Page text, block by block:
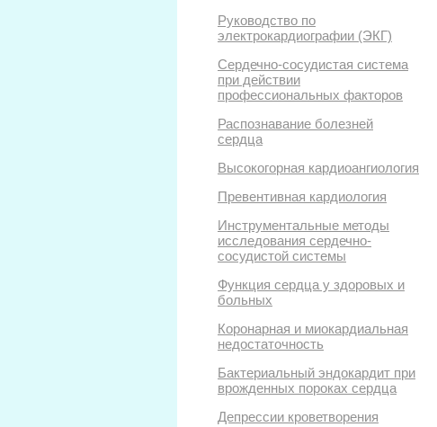
Руководство по
электрокардиографии (ЭКГ)
Сердечно-сосудистая система
при действии
профессиональных факторов
Распознавание болезней
сердца
Высокогорная кардиоангиология
Превентивная кардиология
Инструментальные методы
исследования сердечно-
сосудистой системы
Функция сердца у здоровых и
больных
Коронарная и миокардиальная
недостаточность
Бактериальный эндокардит при
врожденных пороках сердца
Депрессии кроветворения